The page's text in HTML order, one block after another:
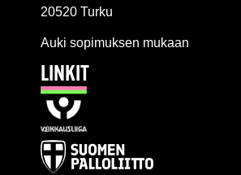
20520 Turku
Auki sopimuksen mukaan
LINKIT